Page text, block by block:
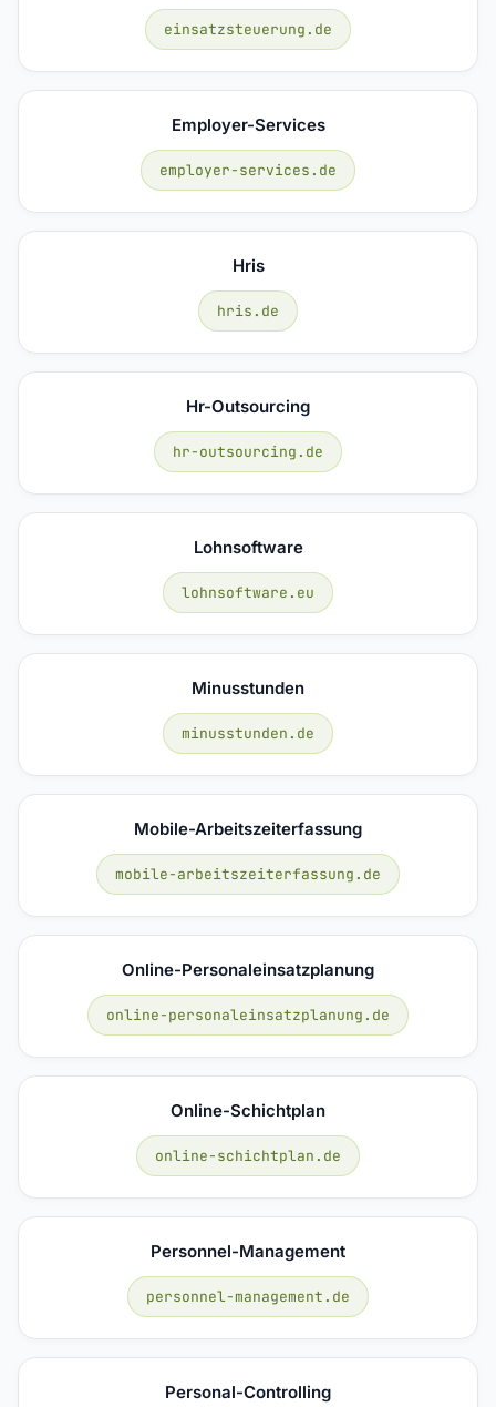
einsatzsteuerung.de
Employer-Services
employer-services.de
Hris
hris.de
Hr-Outsourcing
hr-outsourcing.de
Lohnsoftware
lohnsoftware.eu
Minusstunden
minusstunden.de
Mobile-Arbeitszeiterfassung
mobile-arbeitszeiterfassung.de
Online-Personaleinsatzplanung
online-personaleinsatzplanung.de
Online-Schichtplan
online-schichtplan.de
Personnel-Management
personnel-management.de
Personal-Controlling